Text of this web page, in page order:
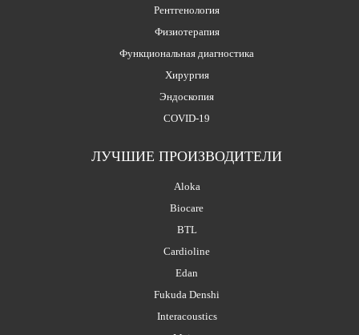
Рентгенология
Физиотерапия
Функциональная диагностика
Хирургия
Эндоскопия
COVID-19
ЛУЧШИЕ ПРОИЗВОДИТЕЛИ
Aloka
Biocare
BTL
Cardioline
Edan
Fukuda Denshi
Interacoustics